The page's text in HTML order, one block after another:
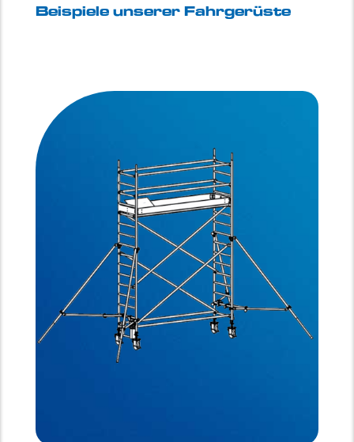
Beispiele unserer Fahrgerüste